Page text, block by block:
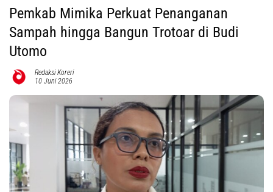
Pemkab Mimika Perkuat Penanganan
Sampah hingga Bangun Trotoar di Budi
Utomo
Redaksi Koreri
10 Juni 2026